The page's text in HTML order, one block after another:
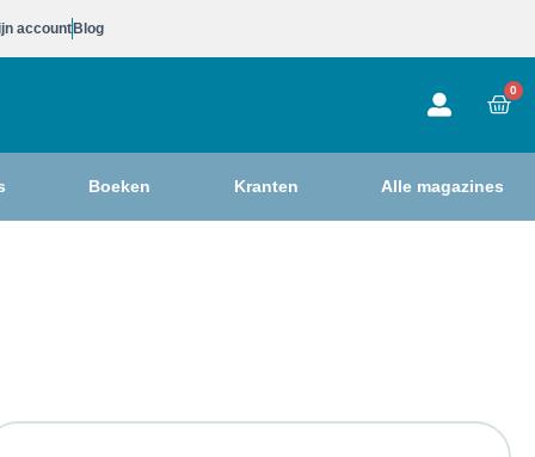
account Blog
0
Boeken Kranten Alle magazines